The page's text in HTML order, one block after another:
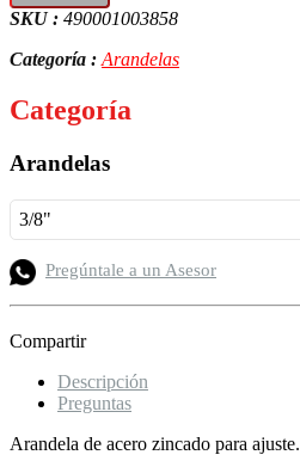
SKU : 490001003858
Categoría :Arandelas
Categoría
Arandelas
3/8"
Pregúntale a un Asesor
Compartir
Descripción
Preguntas
Arandela de acero zincado para ajuste.